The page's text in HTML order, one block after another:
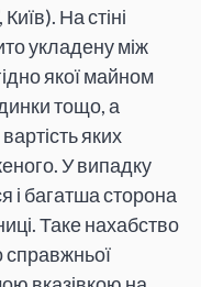
На стіні
укладену між
якої майном
тощо, а
яких
У випадку
і багатша сторона
Таке нахабство
справжньої